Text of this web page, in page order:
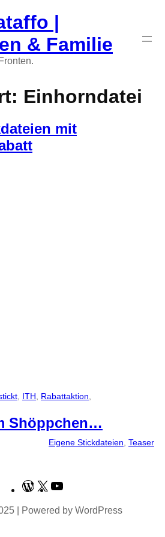
|
& Familie
Einhorndatei
mit
, ITH, Rabattaktion
Shöppchen…
Eigene Stickdateien, Teaser
WordPress
X
| Powered by WordPress